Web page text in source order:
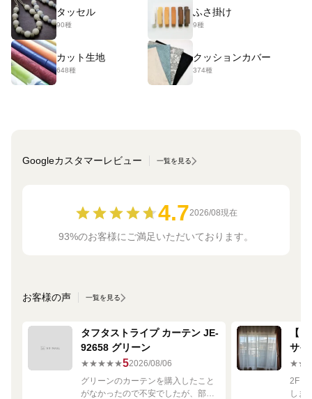
タッセル
90種
ふさ掛け
9種
カット生地
648種
クッションカバー
374種
Googleカスタマーレビュー 一覧を見る
4.72026/08現在
93%のお客様にご満足いただいております。
お客様の声 一覧を見る
タフタストライプ カーテン JE-
92658 グリーン
★★★★★52026/08/06
グリーンのカーテンを購入したこと
がなかったので不安でしたが、部屋
【
サイ
2Fリ
しま